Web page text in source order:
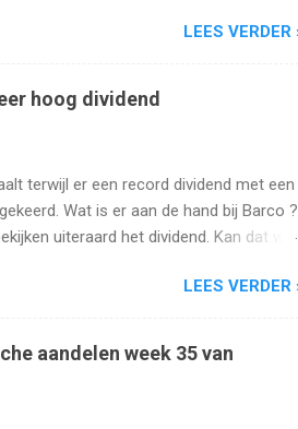
LEES VERDER
hoog dividend
terwijl er een record dividend met een
Wat is er aan de hand bij Barco ?
uiteraard het dividend. Kan dat wel
LEES VERDER
aandelen week 35 van